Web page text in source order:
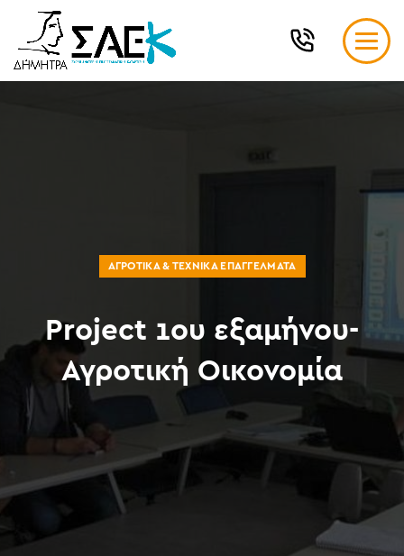
ΑΓΡΟΤΙΚΆ & ΤΕΧΝΙΚΆ ΕΠΑΓΓΈΛΜΑΤΑ
Project 1ου εξαμήνου-
Αγροτική Οικονομία